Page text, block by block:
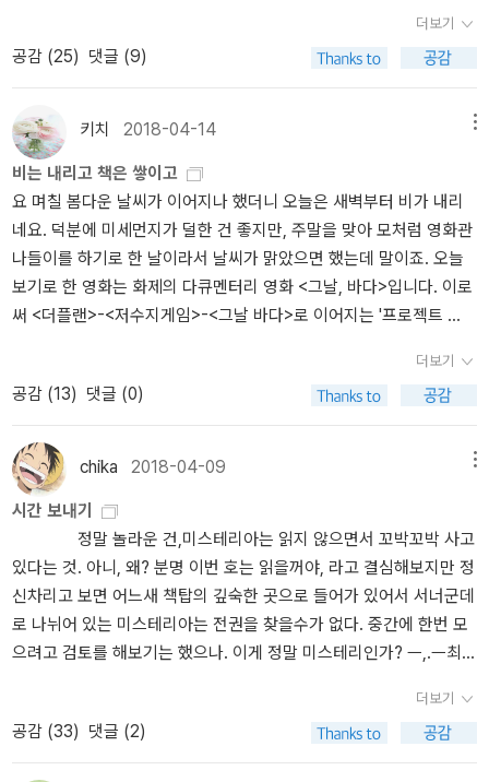
계신 분들이 진정한 경제 성장의 주역이라는 사실이고, 재벌 경영층
된다. 개인적으로 <한국 재벌의 흑역사>의 진정한 교훈은 재벌의 검
때, 생각보다 우리들이 꽤 괜찮은 이들이라는 생각이 들었을 때 비로
소 온전하게 우리 몫을 요구할 수 있지 않을까. 그렇게 되었을 때, 재
벌의 흑역사는 막을 내린다고 생각된다. 그런 면에서 다소 엉뚱하지
만, 자신을 인정하고 '꽤 괜찮다'는 생각을 하며 리뷰를 갈무리한다...
우리 모두는 우리 생각보다 꽤 괜찮은 사람이다... 삼성의 특징을 한
마디로 표현하기에 가장 적절한 용어는 '관리의 삼성'이다. 그리고 삼
성은 '관리의 삼성'답게 전 사회적인 인재 관리에 나셨다. 사회에 힘이
있는 사람들이라면 무조건 삼성의 터울 안에 가둬놓는 잡식 공룡 같
은 거대한 식성, 힘 있는 자만이 아니라 '힘이 생길 가능성'이 있는 자
들까지 모두 포섭하는 무서운 정보력, 삼성이 그 숱한 비리와 편법을
저지르고도 아직도 무사히 살아남은 이면에는 바로 그들의 대對 사회
관리 시스템이 자리를 잡고 있다._이완배, <한국 재벌의 흑역사 상>
中 이게 바로 한국 사회의 민낯이다. 이재용과 삼성은, 그리고 한국
재벌들은 한국 사회에서 영향력을 행사할 수 있는 모든 지도층들에게
유혹의 손길을 내민다. 당장 무언가를 쥐어주기도 하고, 미래의 달콤
한 보상으로 유혹하기도 한다. 주변 사람들이 승승장구하는 모습을
보며 많은 지도층들은 ‘나에게도 언젠가 저런 혜택이 돌아올지도 몰
라‘라는 은밀한 상상을 한다. 그리고 그 상상이 자신을 옭아매 스스로
재벌의 노예가 된다._이완배, <한국 재벌의 흑역사 상> 中
회계와 관련없는 나도 신현걸의 회계책을 한 권 가지고 있을 정도다.
(연결회계 참고차 간혹 펼쳐본다.)분식회계 논란이 이는 사건은 이렇
다. '자회사 회계처리 건은 2015년말 결산 실적 반영에서 국제회계
기준(IFRS) 기업회계기준서 제1110호(연결재무제표) B23(3)에 의
거해 자회사인 삼성바이오에피스를 연결 종속회사에서 관계회사로
변경 회계처리 한 것'원래 자회사(종속회사) 였던 삼성바이오에피스
를 단순 투자회사(관계회사)로 바꾼 것이다. 잠깐 쉽게 설명하자면 경
영권을 행사하는 자회사의 손익은 매해 해당 자회사의 실적을 반영한
다. 삼성바이오에피스가 적자니 당연히 손실로 반영된다. 그런데 단
순투자회사가 되면 사실상 경영권을 행사하지 않기 때문에 다른 기준
으로 반영한다. 투자회사의 가치를 평가하여 투자가치만큼 반영하는
억이었던 회사가 2015년末 흑자 1조9천49억 회사가 된 것이다. 회
계기준 하나 바꿔 1천억 적자회사가 2조 이익 회사로 바뀐 것이다. 신
현걸은 매일경제와 인터뷰에서 다음과 같이 말한다. '회계를 아는 사
람이라면 삼성바이오로직스의 회계 처리가 국제회계기준(IFRS)을 따
랐다는 데 동의할 겁니다.' http://news.mk.co.kr/newsRead.php?
year=2018&no=289878그런데 되묻고 싶다. '그건 바이오젠이 콜
옵션을 행사한다고 해서 그런거잖아요. 그런데 콜옵션 행사 안했잖아
요, 결과적으로는 회계기준을 바꿔서는 안되는 거 잖아요'바이오젠이
콜옵션 행사를 한다는 것은 삼성바이오에피스의 지분을 바이오젠이
추가로 취득한다는 것이고, 결국 바이오젠이 삼성바이오에피스의 대
주주가 되는 것이다. 그나마 최종학 교수는 양심은 있는지 콜옵션 행
사 가능성이 높다는 것을 전제로 했다고 말한다. '당시 내가 제출한 의
로, 이럴 경우 종속회사를 관계회사로 바꿔 장부를 작성하는 게 옳다
더보기
공감 (25) 댓글 (9)
키치 2018-04-14
비는 내리고 책은 쌓이고
요 며칠 봄다운 날씨가 이어지나 했더니 오늘은 새벽부터 비가 내리
네요. 덕분에 미세먼지가 덜한 건 좋지만, 주말을 맞아 모처럼 영화관
나들이를 하기로 한 날이라서 날씨가 맑았으면 했는데 말이죠. 오늘
보기로 한 영화는 화제의 다큐멘터리 영화 <그날, 바다>입니다. 이로
써 <더플랜>-<저수지게임>-<그날 바다>로 이어지는 '프로젝트 不'
다가 영화관에서 영화를 보는 것보다는 집에서 보는 걸 선호하는데,
어쩌다 보니 '프로젝트 不' 3부작 중 두 편은 극장에서, 그것도 무대인
사가 포함된 회차로 보았고, 볼 예정입니다. 저처럼 게으른 인간도 일
부러 영화표 예매하고 영화관에 가게 만드는 '힘'은 세상을 바꿔준 사
람들에 대한 고마움일까요, 오랜 세월 정치에 무관심했던 것에 대한
죄책감일까요...암튼 <그날 바다>는 세 편 중에서도 가장 슬프고 마음
아픈 영화일 것 같아서 손수건을 꼭 챙겨갈 예정입니다.그럼 그동안
산 책들을 소개합니다. 그동안 말로만 명성을 전해들었던 마쓰이에
히사시의 소설 <여름은 오래 그곳에 남아>와 신작 <우아한지 어떤지
모르는>을 구입했습니다. 둘 다 제목이 신선하네요.<여름은 오래 그
곳에 남아>는 현대 건축에 의문을 품고 느리지만 천천히, 인간의 삶
혼자 사는 남성에 관한 이야기라고 하는데, 어딘지 무레 요코의 <카
모메 식당>이나 <빵과 수프 고양이와 함께 하기 좋은 날>이 연상되
네요. 어서 읽어봐야겠습니다. <재밌다고들 하지만 나는 두 번 다시
더보기
공감 (13) 댓글 (0)
chika 2018-04-09
시간 보내기
있다는 것. 아니, 왜? 분명 이번 호는 읽을꺼야, 라고 결심해보지만 정
신차리고 보면 어느새 책탑의 깊숙한 곳으로 들어가 있어서 서너군데
로 나뉘어 있는 미스테리아는 전권을 찾을수가 없다. 중간에 한번 모
으려고 검토를 해보기는 했으나. 이게 정말 미스테리인가? ㅡ,.ㅡ최근
다. 그러다보니 마음은 자꾸 장르소설로 향하고 있는데 지금 내 책상
위에 있는 대략 열권정도의 책중에는 장르소설이 없다. 그래도 내가
좋아하는 소설책들이 많이 있기는 하지만. 그나마 요즘 책읽는 시간
더보기
공감 (33) 댓글 (2)